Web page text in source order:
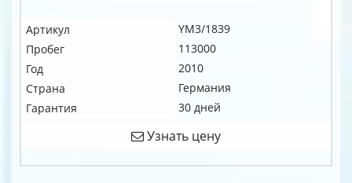
Артикул
YM3/1839
Пробег
113000
Год
2010
Страна
Германия
Гарантия
30 дней
Узнать цену